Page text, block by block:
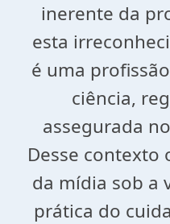
inerente da
esta
é uma
ciência,
assegurada no
Desse contexto
da mídia sob a
prática do